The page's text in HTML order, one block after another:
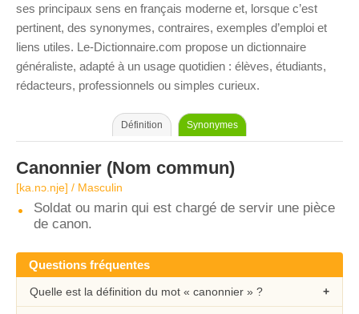
ses principaux sens en français moderne et, lorsque c’est
pertinent, des synonymes, contraires, exemples d’emploi et
liens utiles. Le-Dictionnaire.com propose un dictionnaire
généraliste, adapté à un usage quotidien : élèves, étudiants,
rédacteurs, professionnels ou simples curieux.
Définition Synonymes
Canonnier (Nom commun)
[ka.nɔ.nje] / Masculin
Soldat ou marin qui est chargé de servir une pièce
de canon.
Questions fréquentes
Quelle est la définition du mot « canonnier » ?